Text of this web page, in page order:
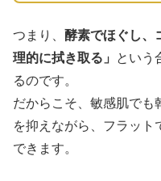
つまり、 酵素でほぐし、
理的に拭き取る」 という
るのです。
だからこそ、敏感肌でも
を抑えながら、フラッ
できます。